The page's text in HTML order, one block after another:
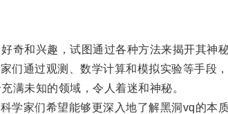
和兴趣，试图通过各种方法来揭开其神秘
通过观测、数学计算和模拟实验等手段
未知的领域，令人着迷和神秘。
家们希望能够更深入地了解黑洞vq的本质